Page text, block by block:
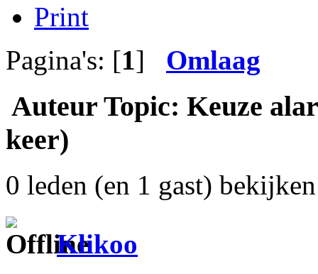
Print
Pagina's: [1] Omlaag
Auteur Topic: Keuze
keer)
0 leden (en 1 gast)
Klikoo